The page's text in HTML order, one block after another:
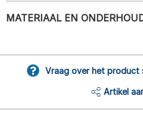
MATERIAAL EN
Vraag over het product
Artikel